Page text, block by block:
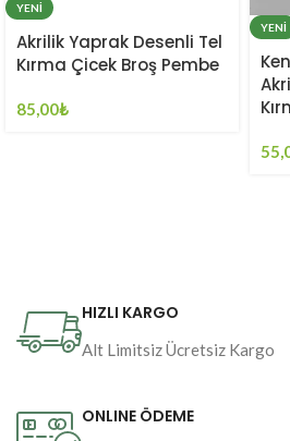
YENI
Akrilik Yaprak Desenli Tel
Kırma Çicek Broş Pembe
85,00₺
YENI
HIZLI KARGO
Alt Limitsiz Ücretsiz Kargo
ONLINE ÖDEME